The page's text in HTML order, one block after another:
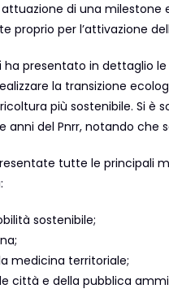
di una milestone
proprio per l’attivazione
ha presentato in dettaglio
la transizione
più sostenibile. Si
anni del Pnrr, notando che
tutte le principali
sostenibile;
medicina territoriale;
città e della pubblica